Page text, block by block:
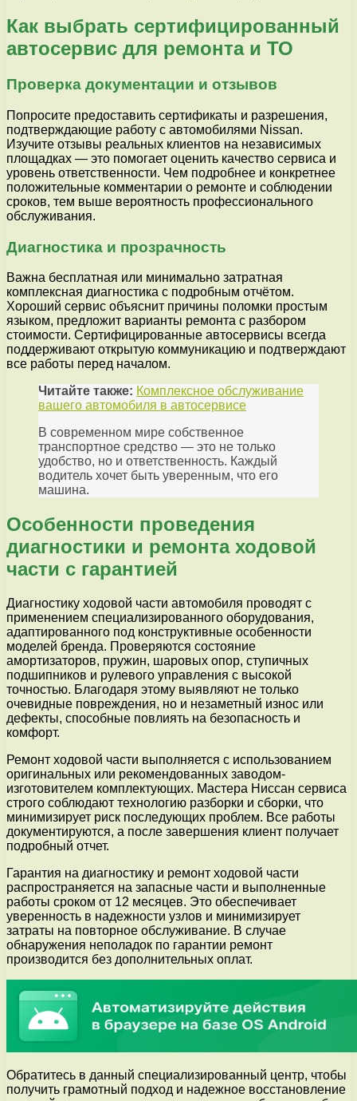
Как выбрать сертифицированный
автосервис для ремонта и ТО
Проверка документации и отзывов
Попросите предоставить сертификаты и разрешения,
подтверждающие работу с автомобилями Nissan.
Изучите отзывы реальных клиентов на независимых
площадках — это помогает оценить качество сервиса и
уровень ответственности. Чем подробнее и конкретнее
положительные комментарии о ремонте и соблюдении
сроков, тем выше вероятность профессионального
обслуживания.
Диагностика и прозрачность
Важна бесплатная или минимально затратная
комплексная диагностика с подробным отчётом.
Хороший сервис объяснит причины поломки простым
языком, предложит варианты ремонта с разбором
стоимости. Сертифицированные автосервисы всегда
поддерживают открытую коммуникацию и подтверждают
все работы перед началом.
Читайте также: Комплексное обслуживание
вашего автомобиля в автосервисе
В современном мире собственное
транспортное средство — это не только
удобство, но и ответственность. Каждый
водитель хочет быть уверенным, что его
машина.
Особенности проведения
диагностики и ремонта ходовой
части с гарантией
Диагностику ходовой части автомобиля проводят с
применением специализированного оборудования,
адаптированного под конструктивные особенности
моделей бренда. Проверяются состояние
амортизаторов, пружин, шаровых опор, ступичных
подшипников и рулевого управления с высокой
точностью. Благодаря этому выявляют не только
очевидные повреждения, но и незаметный износ или
дефекты, способные повлиять на безопасность и
комфорт.
Ремонт ходовой части выполняется с использованием
оригинальных или рекомендованных заводом-
изготовителем комплектующих. Мастера Ниссан сервиса
строго соблюдают технологию разборки и сборки, что
минимизирует риск последующих проблем. Все работы
документируются, а после завершения клиент получает
подробный отчет.
Гарантия на диагностику и ремонт ходовой части
распространяется на запасные части и выполненные
работы сроком от 12 месяцев. Это обеспечивает
уверенность в надежности узлов и минимизирует
затраты на повторное обслуживание. В случае
обнаружения неполадок по гарантии ремонт
производится без дополнительных оплат.
Обратитесь в данный специализированный центр, чтобы
получить грамотный подход и надежное восстановление